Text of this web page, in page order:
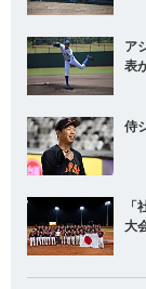
ア
表
侍
大